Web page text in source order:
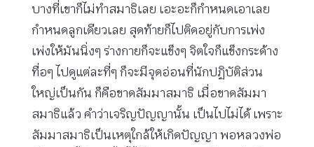
บางที่เขาก็ไม่ทำสมาธิเลย เอะอะก็กำหนดเอาเลย
กำหนดลูกเดียวเลย สุดท้ายก็ไปติดอยู่กับการเพ่ง
เพ่งให้มันนิ่งๆ ร่างกายก็จะแข็งๆ จิตใจก็แข็งกระด้าง
ทื่อๆ ไปดูแต่ละที่ๆ ก็จะมีจุดอ่อนที่นักปฏิบัติส่วน
ใหญ่เป็นกัน ก็คือขาดสัมมาสมาธิ เมื่อขาดสัมมา
สมาธิแล้ว คำว่าเจริญปัญญานั้น เป็นไปไม่ได้ เพราะ
สัมมาสมาธิเป็นเหตุใกล้ให้เกิดปัญญา พอหลวงพ่อ